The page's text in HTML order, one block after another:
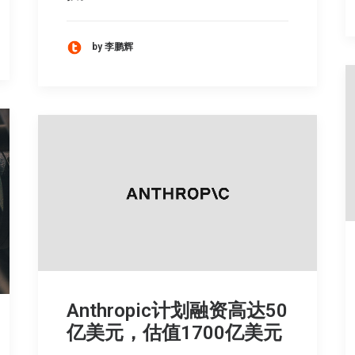
by 李鹏辉
Anthropic计划融资高达50
亿美元，估值1700亿美元